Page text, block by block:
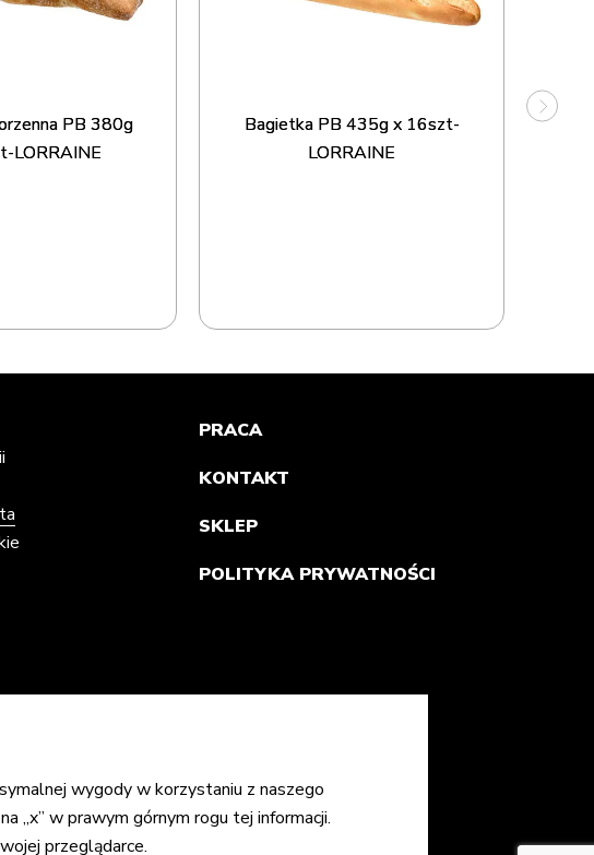
PB 380g
LORRAINE
Bagietka PB 435g x 16szt-
LORRAINE
PRACA
KONTAKT
SKLEP
POLITYKA PRYWATNOŚCI
wygody w korzystaniu z naszego
„x” w prawym górnym rogu tej informacji.
przeglądarce.